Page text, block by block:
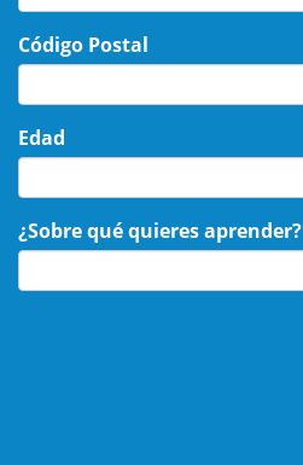
Código Postal
Edad
¿Sobre qué quieres aprender?